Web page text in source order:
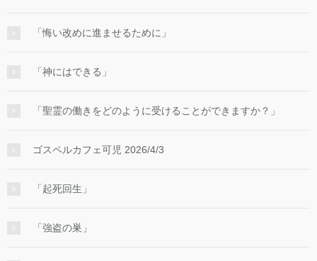
「悔い改めに進ませるために」
「神にはできる」
「聖霊の働きをどのように受けることができますか？」
ゴスペルカフェ可児 2026/4/3
「起死回生」
「強盗の巣」